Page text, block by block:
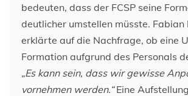
bedeuten, dass der FCSP seine
deutlicher umstellen müsste. Fabian
erklärte auf die Nachfrage, ob eine
Formation aufgrund des Personals
„Es kann sein, dass wir gewisse
vornehmen werden.“Eine